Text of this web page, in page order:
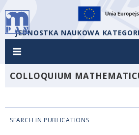
JEDNOSTKA NAUKOWA
COLLOQUIUM
SEARCH IN PUBLICATIONS